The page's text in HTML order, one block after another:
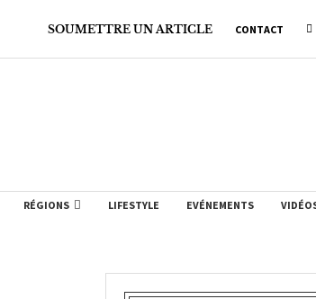
SOUMETTRE UN ARTICLE CONTACT
RÉGIONS LIFESTYLE EVÉNEMENTS